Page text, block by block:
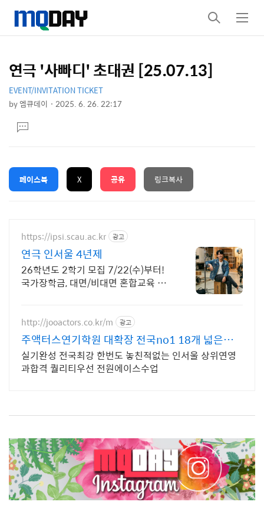
검
색
메
뉴
상
세
컨
츠
본
문
제
목
연극 '사빠디' 초대권 [25.07.13]
EVENT/INVITATION TICKET
by엠큐데이 2025. 6. 26. 22:17
본
댓
기
페이스북 X 공유 링크복사
https://ipsi.scau.ac.kr 광고
연극 인서울 4년제
26학년도 2학기 모집 7/22(수)부터!
국가장학금, 대면/비대면 혼합교육 배
http://jooactors.co.kr/m 광고
주액터스연기학원 대확장 전국no1 18개 넓은강
의실
실기완성 전국최강 한번도 놓친적없는 인서울 상위연영
과합격 퀄리티우선 전원에이스수업